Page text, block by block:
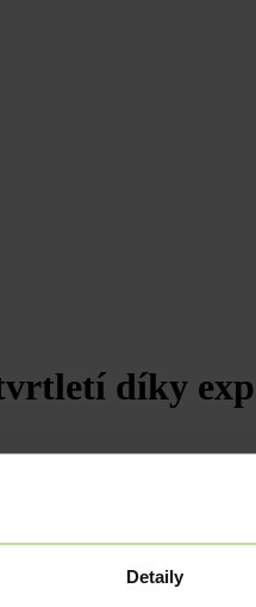
Detaily
díky
0,4 % k/k (mezikvartálně) a
o 0,4 % k/k